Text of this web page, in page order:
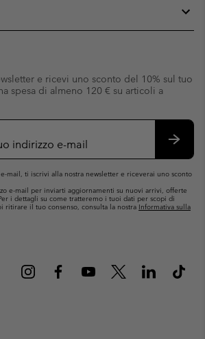
e ricevi uno sconto del 10% sul tuo
spesa di almeno 120 € su articoli a
mail, ti iscrivi alla nostra newsletter e riceverai uno sconto
e-mail per inviarti aggiornamenti su nuovi arrivi, offerte
i dettagli su come tratteremo i tuoi dati per scopi di
ritirare il tuo consenso, consulta la nostra Informativa sulla